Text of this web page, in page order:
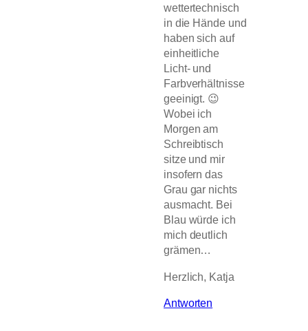
wettertechnisch
in die Hände und
haben sich auf
einheitliche
Licht- und
Farbverhältnisse
geeinigt. 😉
Wobei ich
Morgen am
Schreibtisch
sitze und mir
insofern das
Grau gar nichts
ausmacht. Bei
Blau würde ich
mich deutlich
grämen…
Herzlich, Katja
Antworten